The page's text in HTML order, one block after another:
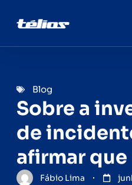
Blog
Sobre a
de
afirmar que
Fábio Lima